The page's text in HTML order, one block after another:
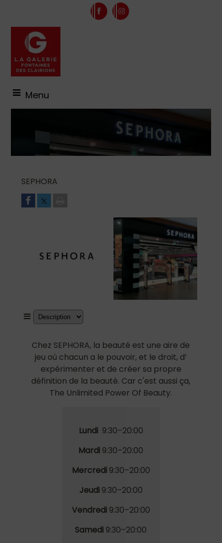
Menu
SEPHORA
Chez SEPHORA, la beauté est une aire de
jeu où chacun a le pouvoir, et le droit, d’
expérimenter et de créer sa propre
définition de la beauté. Car c'est aussi ça,
The Unlimited Power Of Beauty.
Lundi 9:30–20:00
Mardi 9:30–20:00
Mercredi9:30–20:00
Jeudi9:30–20:00
Vendredi9:30–20:00
Samedi 9:30–20:00